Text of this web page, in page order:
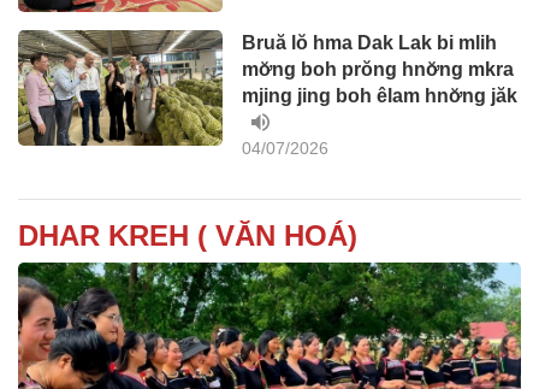
Bruă lŏ hma Dak Lak bi mlih
mơ̆ng boh prŏng hnơ̆ng mkra
mjing jing boh êlam hnơ̆ng jăk
04/07/2026
DHAR KREH ( VĂN HOÁ)